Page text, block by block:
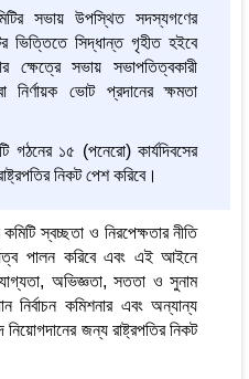
সভায় উপস্থিত সদস্যগণের
ভিত্তিতে সিদ্ধান্ত গৃহীত হইবে
ক্ষেত্রে সভায় সভাপতিত্বকারী
নির্ণায়ক ভোট প্রদানের ক্ষমতা
গঠনের ১৫ (পনেরো) কার্যদিবসের
নিকট পেশ করিবে।
স্বচ্ছতা ও নিরপেক্ষতার নীতি
পালন করিবে এবং এই আইনে
অভিজ্ঞতা, সততা ও সুনাম
নির্বাচন কমিশনার এবং অন্যান্য
নিয়োগদানের জন্য রাষ্ট্রপতির নিকট